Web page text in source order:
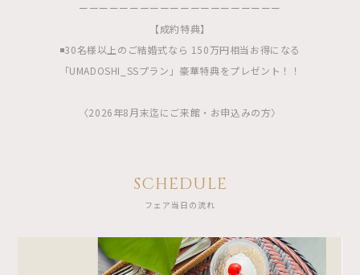
ーーーーーーーーーーーーーーーーーーーー
【成約特典】
◾️30名様以上のご結婚式なら 150万円相当お得になる
「UMADOSHI_SSプラン」豪華特典をプレゼント！！
〈2026年8月末迄にご来館・お申込みの方〉
SCHEDULE
フェア当日の流れ